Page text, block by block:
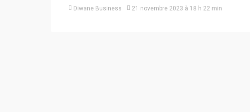
Diwane Business 21 novembre 2023 à 18 h 22 min